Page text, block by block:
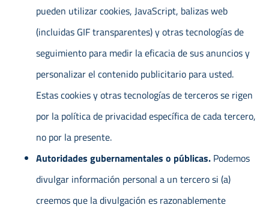
pueden utilizar cookies, JavaScript, balizas web
(incluidas GIF transparentes) y otras tecnologías de
seguimiento para medir la eficacia de sus anuncios y
personalizar el contenido publicitario para usted.
Estas cookies y otras tecnologías de terceros se rigen
por la política de privacidad específica de cada tercero,
no por la presente.
Autoridades gubernamentales o públicas. Podemos
divulgar información personal a un tercero si (a)
creemos que la divulgación es razonablemente